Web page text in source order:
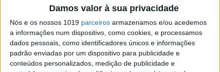
Damos valor à sua privacidade
Nós e os nossos 1019 parceiros armazenamos e/ou acedemos
a informações num dispositivo, como cookies, e processamos
dados pessoais, como identificadores únicos e informações
padrão enviadas por um dispositivo para publicidade e
conteúdos personalizados, medição de publicidade e
MotoCar Fite Klub
, uma prova de automóveis
através da qual foram angariados fundos para
a fundação “Road 2 Recovery”.
Ao volante de “stock cars” todos idênticos
estiveram várias estrelas doAMA Supercross
que se degladiaram ao longo da noite desta
quinta-feira com uma
série de duelos e uma